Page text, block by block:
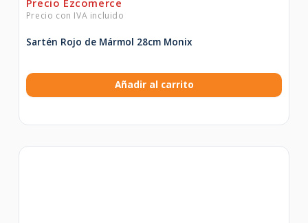
Sartén Rojo de Mármol 28cm Monix
Añadir al carrito